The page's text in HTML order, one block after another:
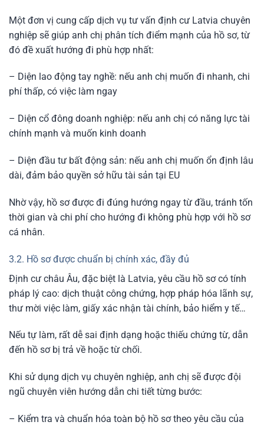
Một đơn vị cung cấp dịch vụ tư vấn định cư Latvia chuyên
nghiệp sẽ giúp anh chị phân tích điểm mạnh của hồ sơ, từ
đó đề xuất hướng đi phù hợp nhất:
– Diện lao động tay nghề: nếu anh chị muốn đi nhanh, chi
phí thấp, có việc làm ngay
– Diện cổ đông doanh nghiệp: nếu anh chị có năng lực tài
chính mạnh và muốn kinh doanh
– Diện đầu tư bất động sản: nếu anh chị muốn ổn định lâu
dài, đảm bảo quyền sở hữu tài sản tại EU
Nhờ vậy, hồ sơ được đi đúng hướng ngay từ đầu, tránh tốn
thời gian và chi phí cho hướng đi không phù hợp với hồ sơ
cá nhân.
3.2. Hồ sơ được chuẩn bị chính xác, đầy đủ
Định cư châu Âu, đặc biệt là Latvia, yêu cầu hồ sơ có tính
pháp lý cao: dịch thuật công chứng, hợp pháp hóa lãnh sự,
thư mời việc làm, giấy xác nhận tài chính, bảo hiểm y tế…
Nếu tự làm, rất dễ sai định dạng hoặc thiếu chứng từ, dẫn
đến hồ sơ bị trả về hoặc từ chối.
Khi sử dụng dịch vụ chuyên nghiệp, anh chị sẽ được đội
ngũ chuyên viên hướng dẫn chi tiết từng bước:
– Kiểm tra và chuẩn hóa toàn bộ hồ sơ theo yêu cầu của